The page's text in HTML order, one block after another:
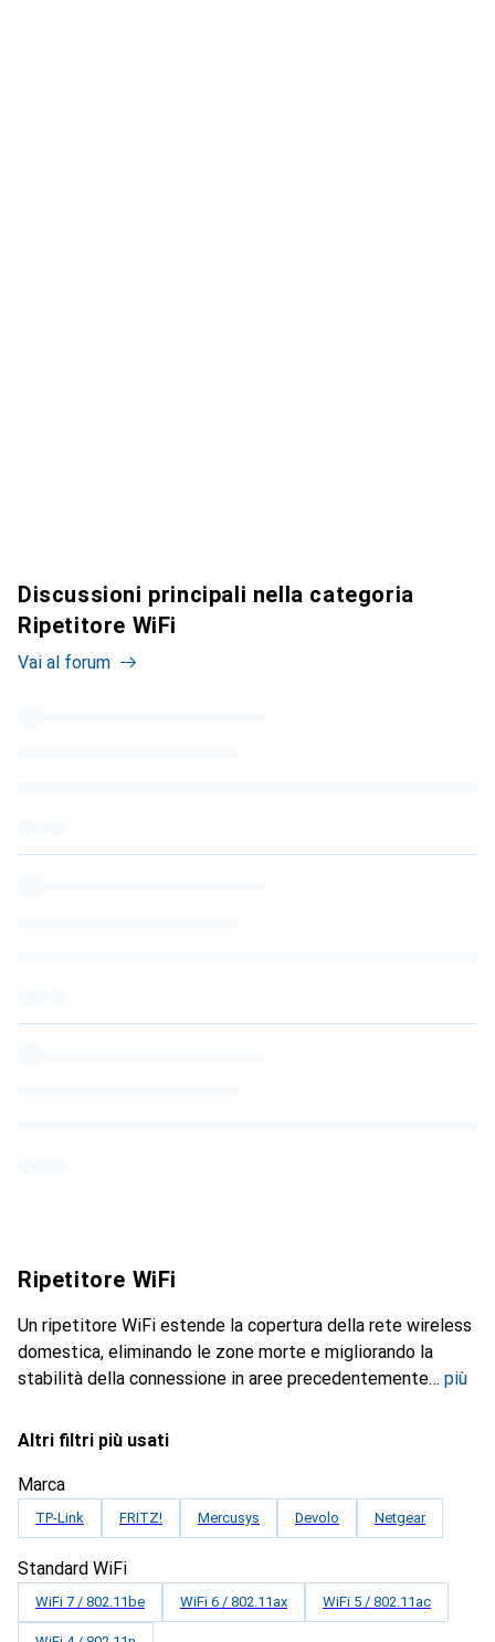
Discussioni principali nella categoria
Ripetitore WiFi
Vai al forum
Ripetitore WiFi
Un ripetitore WiFi estende la copertura della rete wireless
domestica, eliminando le zone morte e migliorando la
stabilità della connessione in aree precedentemente
più
Altri filtri più usati
Marca
TP-Link FRITZ! Mercusys Devolo Netgear
Standard WiFi
WiFi 7 / 802.11be WiFi 6 / 802.11ax WiFi 5 / 802.11ac